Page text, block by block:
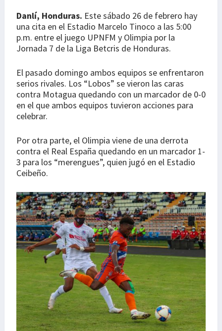
Danlí, Honduras. Este sábado 26 de febrero hay
una cita en el Estadio Marcelo Tinoco a las 5:00
p.m. entre el juego UPNFM y Olimpia por la
Jornada 7 de la Liga Betcris de Honduras.
El pasado domingo ambos equipos se enfrentaron
serios rivales. Los “Lobos” se vieron las caras
contra Motagua quedando con un marcador de 0-0
en el que ambos equipos tuvieron acciones para
celebrar.
Por otra parte, el Olimpia viene de una derrota
contra el Real España quedando en un marcador 1-
3 para los “merengues”, quien jugó en el Estadio
Ceibeño.